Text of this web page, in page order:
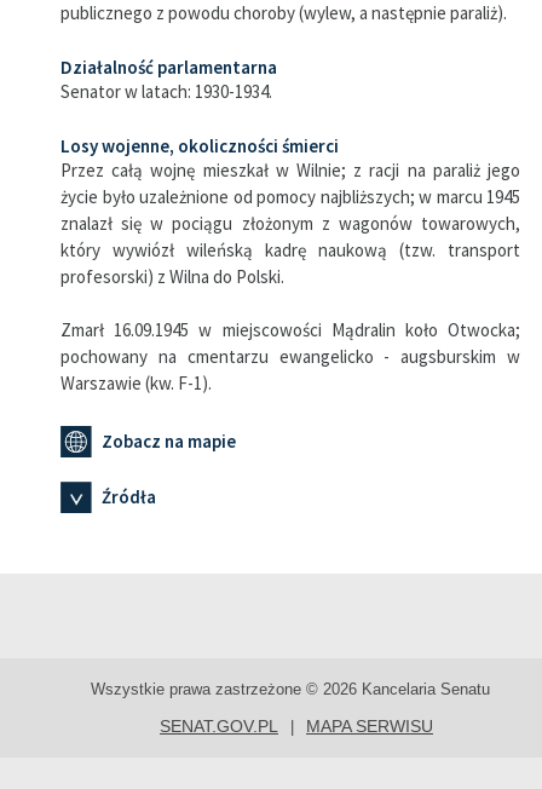
publicznego z powodu choroby (wylew, a następnie paraliż).
Działalność parlamentarna
Senator w latach: 1930-1934.
Losy wojenne, okoliczności śmierci
Przez całą wojnę mieszkał w Wilnie; z racji na paraliż jego
życie było uzależnione od pomocy najbliższych; w marcu 1945
znalazł się w pociągu złożonym z wagonów towarowych,
który wywiózł wileńską kadrę naukową (tzw. transport
profesorski) z Wilna do Polski.
Zmarł 16.09.1945 w miejscowości Mądralin koło Otwocka;
pochowany na cmentarzu ewangelicko - augsburskim w
Warszawie (kw. F-1).
Zobacz na mapie
Źródła
Wszystkie prawa zastrzeżone © 2026 Kancelaria Senatu
SENAT.GOV.PL MAPA SERWISU